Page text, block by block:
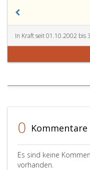
In Kraft seit 01.10.2002 bis
0 Kommentare
Es sind keine
vorhanden.